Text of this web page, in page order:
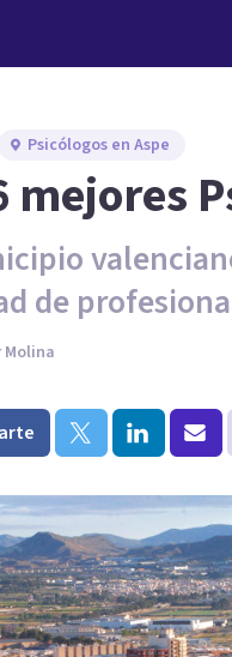
Psicólogos en Aspe
mejores
de
Molina